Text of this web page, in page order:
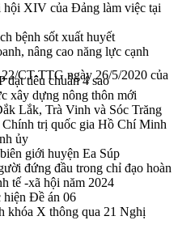
XIV của Đảng làm việc tại
bệnh sốt xuất huyết
nâng cao năng lực cạnh
đạt tiêu chuẩn 4 sao
xây dựng nông thôn mới
Lắk, Trà Vinh và Sóc Trăng
trị quốc gia Hồ Chí Minh
ủy
giới huyện Ea Súp
đứng đầu trong chỉ đạo hoàn
tế -xã hội năm 2024
hiện Đề án 06
X thông qua 21 Nghị
CT-TTG ngày 26/5/2020 của